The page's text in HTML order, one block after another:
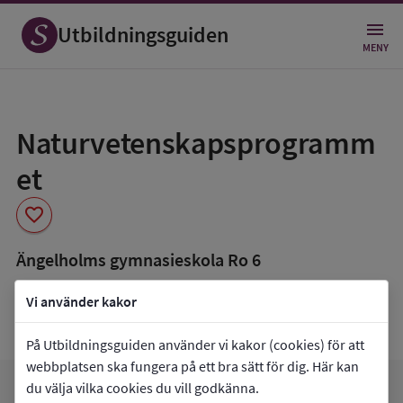
Vi använder kakor
På Utbildningsguiden använder vi kakor (cookies) för att
webbplatsen ska fungera på ett bra sätt för dig. Här kan
du välja vilka cookies du vill godkänna.
Utbildningsguiden MENY
Naturvetenskapsprogramm
et
favorite
som
favorit
Ängelholms gymnasieskola Ro 6
book_5 Inriktning som finns tillgänglig
Naturvetenskap
Gå tillÄngelholms gymnasieskola Ro 6